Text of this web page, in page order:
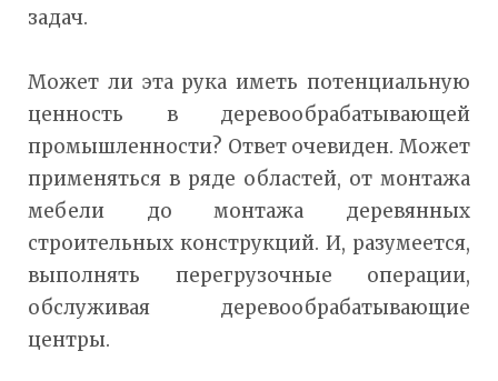
задач.
Может ли эта рука иметь потенциальную
ценность в деревообрабатывающей
промышленности? Ответ очевиден. Может
применяться в ряде областей, от монтажа
мебели до монтажа деревянных
строительных конструкций. И, разумеется,
выполнять перегрузочные операции,
обслуживая деревообрабатывающие
центры.